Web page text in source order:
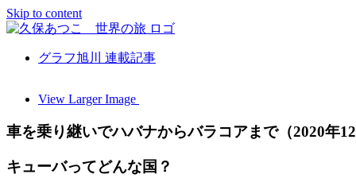
Skip to content
グラフ旭川 連載記事
View Larger Image
車を乗り継いでハバナからバラコアまで（2020年
キューバってどんな国？